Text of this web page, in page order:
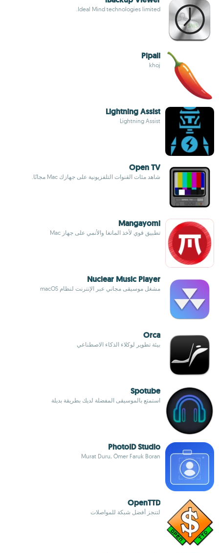
Ideal Mind technologies limited.
Pipali
khoj
Lightning Assist
Lightning Assist
Open TV
شاهد مئات القنوات التلفزيونية على جهازك Mac مجانًا.
Mangayomi
تطبيق قوي لأخذ المانغا والأنمي على جهاز Mac
Nuclear Music Player
مشغل موسيقى مجاني عبر الإنترنت لنظام macOS
Orca
بيئة تطوير لوكلاء الذكاء الاصطناعي
Spotube
استمتع بالموسيقى المفضلة لديك بطريقة بديلة
PhotoID Studio
Murat Duru, Ömer Faruk Boran
OpenTTD
لتنجز أفضل شبكة للمواصلات